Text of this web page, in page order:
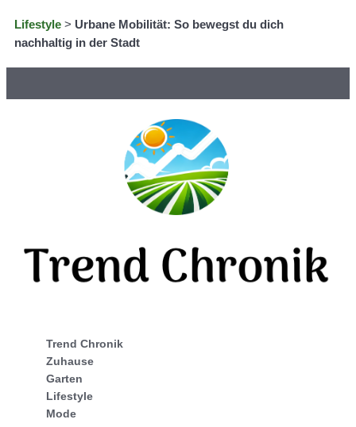
Lifestyle > Urbane Mobilität: So bewegst du dich
nachhaltig in der Stadt
Trend Chronik
Zuhause
Garten
Lifestyle
Mode